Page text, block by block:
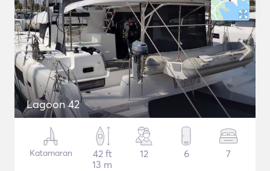
Lagoon 42
Katamaran
42 ft
13 m
12 6 7